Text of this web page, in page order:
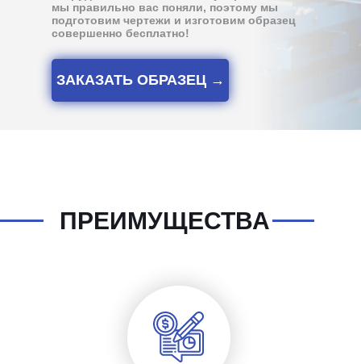
ЗАКАЗАТЬ ОБРАЗЕЦ →
мы правильно вас поняли, поэтому мы
подготовим чертежи и изготовим образец
совершенно бесплатно!
ПРЕИМУЩЕСТВА